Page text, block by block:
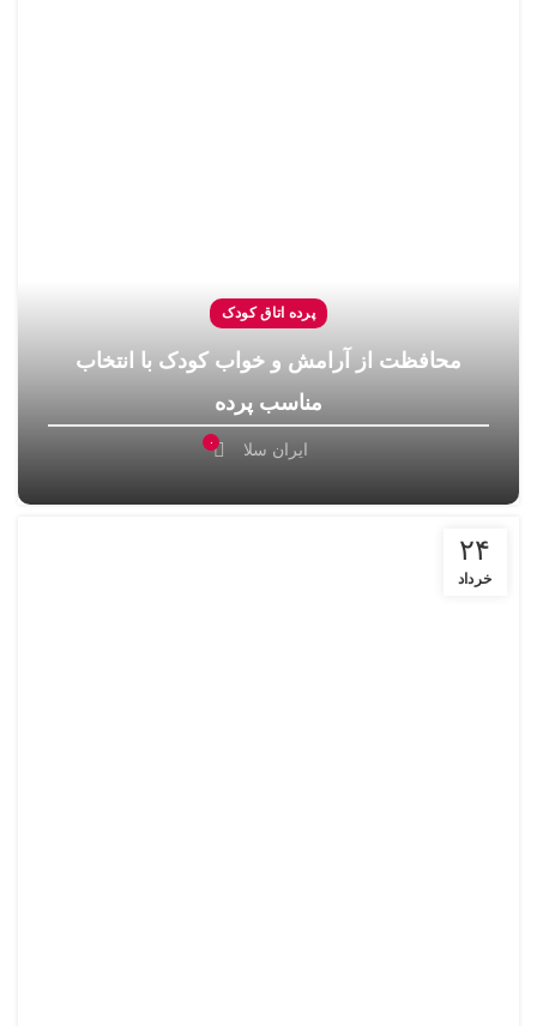
پرده اتاق کودک
محافظت از آرامش و خواب کودک با انتخاب
مناسب پرده
ایران سلا ۰
۲۴
خرداد